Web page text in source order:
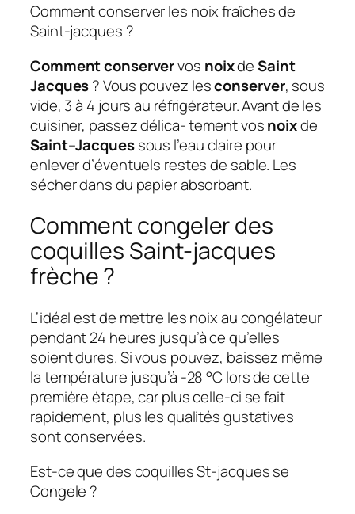
Comment conserver les noix fraîches de
Saint-jacques ?
Comment conservervos noixdeSaint
Jacques? Vous pouvez lesconserver, sous
vide, 3 à 4 jours au réfrigérateur. Avant de les
cuisiner, passez délica- tement vosnoixde
Saint–Jacquessous l’eau claire pour
enlever d’éventuels restes de sable. Les
sécher dans du papier absorbant.
Comment congeler des
coquilles Saint-jacques
frèche ?
L’idéal est de mettre les noix au congélateur
pendant 24 heures jusqu’à ce qu’elles
soient dures. Si vous pouvez, baissez même
la température jusqu’à -28 °C lors de cette
première étape, car plus celle-ci se fait
rapidement, plus les qualités gustatives
sont conservées.
Est-ce que des coquilles St-jacques se
Congele ?